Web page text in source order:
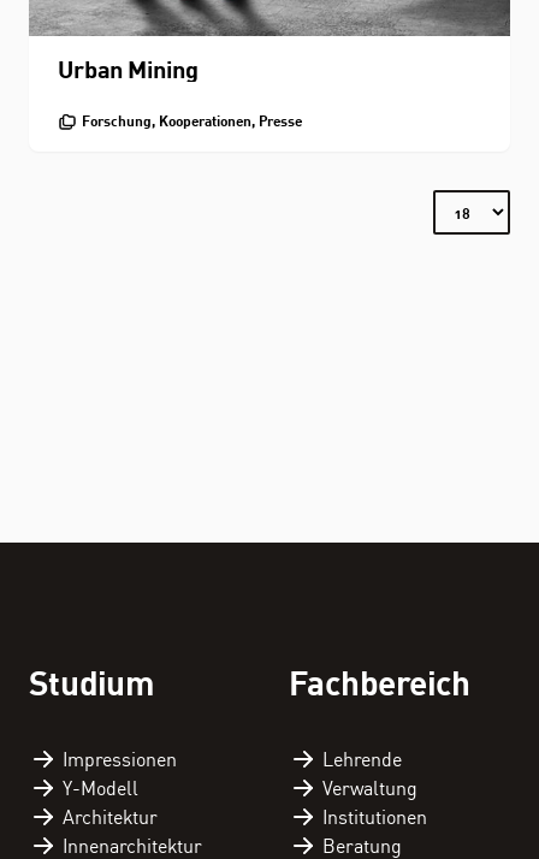
Urban Mining
Forschung, Kooperationen, Presse
Studium
Impressionen
Y-Modell
Architektur
Innenarchitektur
Fachbereich
Lehrende
Verwaltung
Institutionen
Beratung